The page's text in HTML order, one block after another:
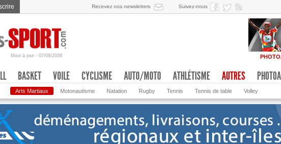
Recevez nos newsletters Suivez-nous
Mise à jour - 07/08/2026
BASKET VOILE CYCLISME AUTO/MOTO ATHLÉTISME AUTRES
Arts Martiaux Motonautisme Natation Rugby Tennis Tennis de table Volley